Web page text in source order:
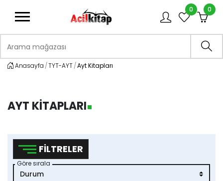
0 0
Anasayfa TYT-AYT Ayt Kitapları
AYT KITAPLARI
FILTRELER
Göre sırala